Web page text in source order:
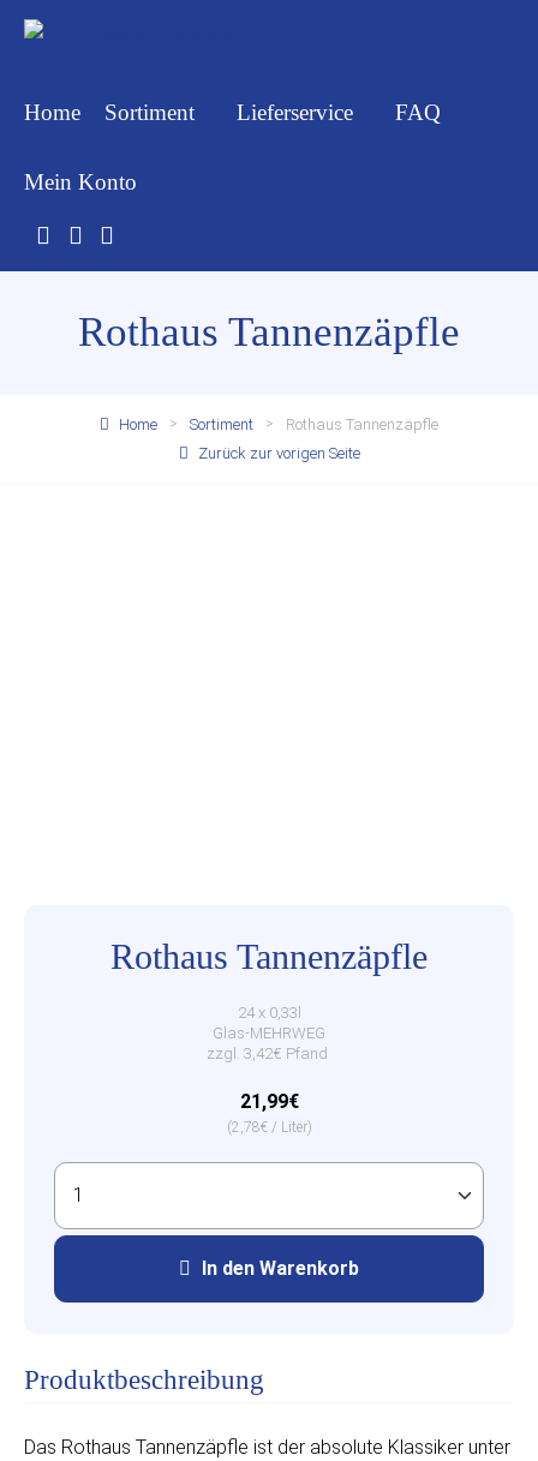
Home Sortiment Lieferservice FAQ
Mein Konto
Rothaus Tannenzäpfle
Home Sortiment
Rothaus Tannenzäpfle
Zurück zur vorigen Seite
Rothaus Tannenzäpfle
24 x 0,33l
Glas-MEHRWEG
zzgl. 3,42€ Pfand
21,99€
(2,78€ / Liter)
In den Warenkorb
Produktbeschreibung
Das Rothaus Tannenzäpfle ist der absolute Klassiker unter